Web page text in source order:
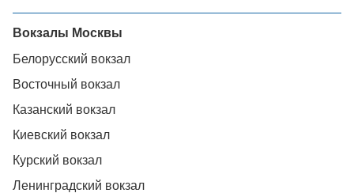
Вокзалы Москвы
Белорусский вокзал
Восточный вокзал
Казанский вокзал
Киевский вокзал
Курский вокзал
Ленинградский вокзал